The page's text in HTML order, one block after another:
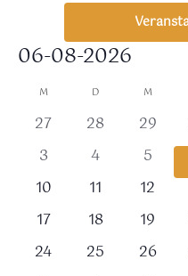
Ansichten,
Navigation
Suche
Veranstaltungen
06-08-2026
wählen.Kalender
von
M D M
0
Veranstaltungen,
27
0
28
0
29
0
Veranstaltungen,
3
0
4
0
5
0
Veranstaltungen,
10
0
11
0
12
0
Veranstaltungen,
17
0
18
0
19
0
24
0
25
0
26